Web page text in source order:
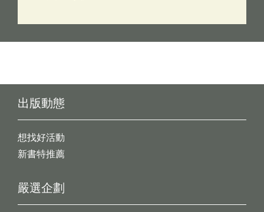
出版動態
想找好活動
新書特推薦
嚴選企劃